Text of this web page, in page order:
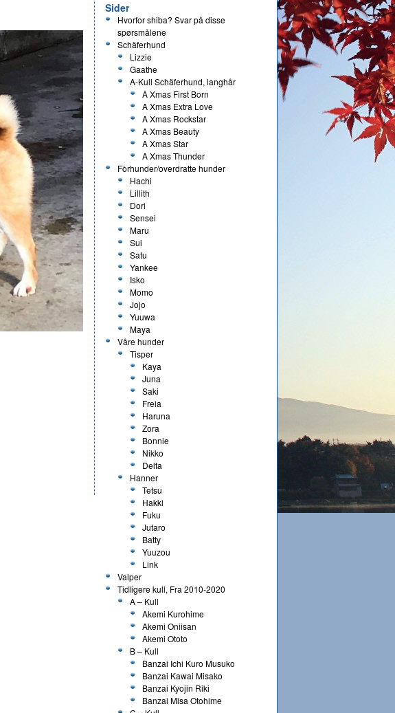
Sider
Hvorfor shiba? Svar på disse
spørsmålene
Schäferhund
Lizzie
Gaathe
A-Kull Schäferhund, langhår
A Xmas First Born
A Xmas Extra Love
A Xmas Rockstar
A Xmas Beauty
A Xmas Star
A Xmas Thunder
Fòrhunder/overdratte hunder
Hachi
Lillith
Dori
Sensei
Maru
Sui
Satu
Yankee
Isko
Momo
Jojo
Yuuwa
Maya
Våre hunder
Tisper
Kaya
Juna
Saki
Freia
Haruna
Zora
Bonnie
Nikko
Delta
Hanner
Tetsu
Hakki
Fuku
Jutaro
Batty
Yuuzou
Link
Valper
Tidligere kull, Fra 2010-2020
A – Kull
Akemi Kurohime
Akemi Oniisan
Akemi Ototo
B – Kull
Banzai Ichi Kuro Musuko
Banzai Kawai Misako
Banzai Kyojin Riki
Banzai Misa Otohime